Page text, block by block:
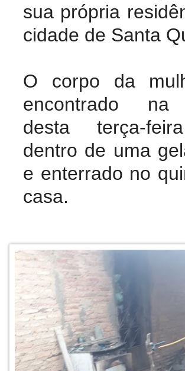
sua própria
cidade de Santa
O corpo da
encontrado na
desta terça-
dentro de uma
e enterrado no
casa.